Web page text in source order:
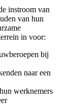
instroom van
van hun
in voor:
bij
naar een
werknemers